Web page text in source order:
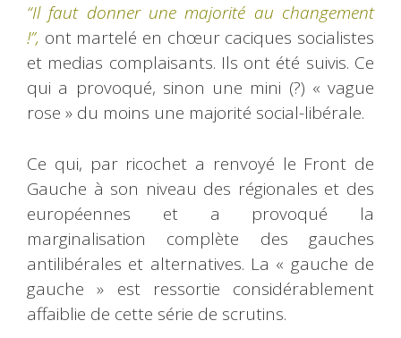
“Il faut donner une majorité au changement
!”, ont martelé en chœur caciques socialistes
et medias complaisants. Ils ont été suivis. Ce
qui a provoqué, sinon une mini (?) « vague
rose » du moins une majorité social-libérale.
Ce qui, par ricochet a renvoyé le Front de
Gauche à son niveau des régionales et des
européennes et a provoqué la
marginalisation complète des gauches
antilibérales et alternatives. La « gauche de
gauche » est ressortie considérablement
affaiblie de cette série de scrutins.